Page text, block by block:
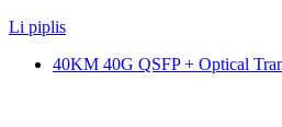
Li piplis
40KM 40G QSFP + Optical